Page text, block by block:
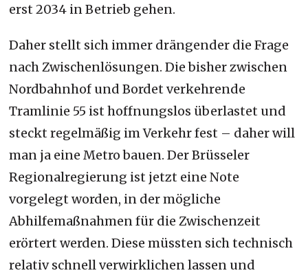
erst 2034 in Betrieb gehen.
Daher stellt sich immer drängender die Frage
nach Zwischenlösungen. Die bisher zwischen
Nordbahnhof und Bordet verkehrende
Tramlinie 55 ist hoffnungslos überlastet und
steckt regelmäßig im Verkehr fest – daher will
man ja eine Metro bauen. Der Brüsseler
Regionalregierung ist jetzt eine Note
vorgelegt worden, in der mögliche
Abhilfemaßnahmen für die Zwischenzeit
erörtert werden. Diese müssten sich technisch
relativ schnell verwirklichen lassen und